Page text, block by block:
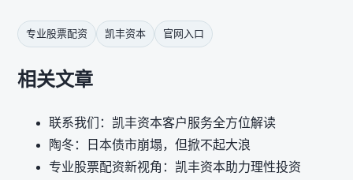
专业股票配资 凯丰资本 官网入口
相关文章
联系我们：凯丰资本客户服务全方位解读
陶冬：日本债市崩塌，但掀不起大浪
专业股票配资新视角：凯丰资本助力理性投资